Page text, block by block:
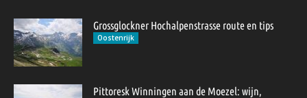
Grossglockner Hochalpenstrasse route en tips
Oostenrijk
Pittoresk Winningen aan de Moezel: wijn,